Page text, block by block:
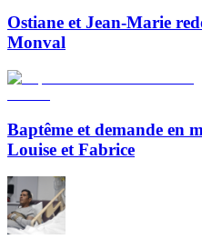
Ostiane et Jean-Marie
Monval
Baptême et demande en
Louise et Fabrice